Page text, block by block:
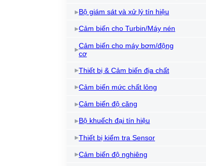
Bộ giám sát và xử lý tín hiệu
Cảm biến cho Turbin/Máy nén
Cảm biến cho máy bơm/động
cơ
Thiết bị & Cảm biến địa chất
Cảm biến mức chất lỏng
Cảm biến độ căng
Bộ khuếch đại tín hiệu
Thiết bị kiểm tra Sensor
Cảm biến độ nghiêng